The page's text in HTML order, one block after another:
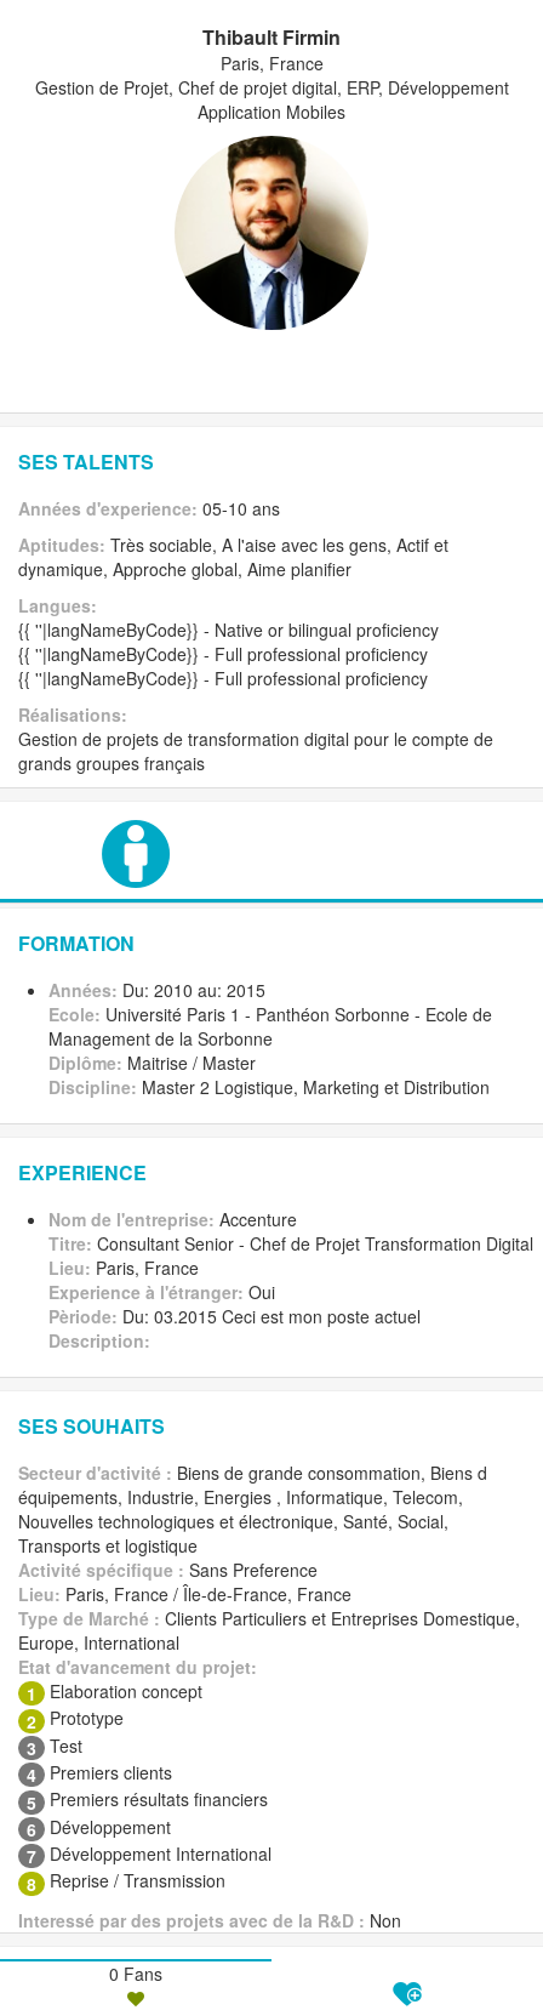
Thibault Firmin
Paris, France
Gestion de Projet, Chef de projet digital, ERP, Développement
Application Mobiles
SES TALENTS
Années d'experience: 05-10 ans
Aptitudes: Très sociable, A l'aise avec les gens, Actif et
dynamique, Approche global, Aime planifier
Langues:
{{ ''|langNameByCode}} - Native or bilingual proficiency
{{ ''|langNameByCode}} - Full professional proficiency
{{ ''|langNameByCode}} - Full professional proficiency
Réalisations:
Gestion de projets de transformation digital pour le compte de
grands groupes français
FORMATION
Années: Du: 2010 au: 2015
Ecole: Université Paris 1 - Panthéon Sorbonne - Ecole de
Management de la Sorbonne
Diplôme: Maitrise / Master
Discipline: Master 2 Logistique, Marketing et Distribution
EXPERIENCE
Nom de l'entreprise: Accenture
Titre: Consultant Senior - Chef de Projet Transformation Digital
Lieu: Paris, France
Experience à l'étranger: Oui
Pèriode: Du: 03.2015 Ceci est mon poste actuel
Description:
SES SOUHAITS
Secteur d'activité : Biens de grande consommation, Biens d
équipements, Industrie, Energies , Informatique, Telecom,
Nouvelles technologiques et électronique, Santé, Social,
Transports et logistique
Activité spécifique : Sans Preference
Lieu: Paris, France / Île-de-France, France
Type de Marché : Clients Particuliers et Entreprises Domestique,
Europe, International
Etat d'avancement du projet:
1
Elaboration concept
2 Prototype
3 Test
4 Premiers clients
5 Premiers résultats financiers
6 Développement
7 Développement International
8 Reprise / Transmission
Interessé par des projets avec de la R&D : Non
0 Fans